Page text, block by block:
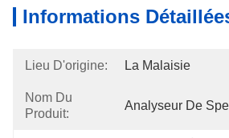
Informations
Lieu D'origine: La Malaisie
Nom Du
Produit:
Analyseur De